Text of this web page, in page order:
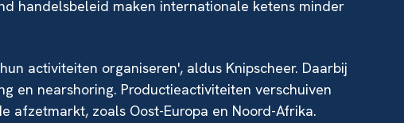
handelsbeleid maken internationale ketens minder
activiteiten organiseren', aldus Knipscheer. Daarbij
en nearshoring. Productieactiviteiten verschuiven
afzetmarkt, zoals Oost-Europa en Noord-Afrika.